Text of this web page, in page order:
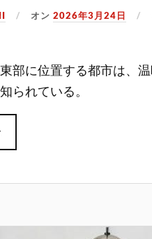
オン2026年3月24日
部に位置する都市は、
られている。